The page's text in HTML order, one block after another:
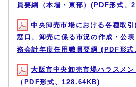
員要綱（本場・東部）(PDF形式、
中央卸売市場における各種取
窓口、卸売に係る市況の作成・公
務会計年度任用職員要綱 (PDF形
大阪市中央卸売市場ハラスメ
（PDF形式、128.64KB)